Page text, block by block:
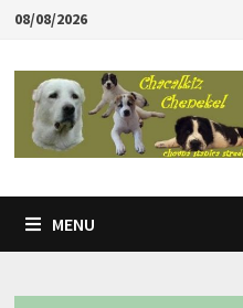
Skip
content
08/08/2026
MENU